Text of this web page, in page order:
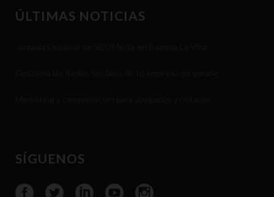
ÚLTIMAS NOTICIAS
SÍGUENOS